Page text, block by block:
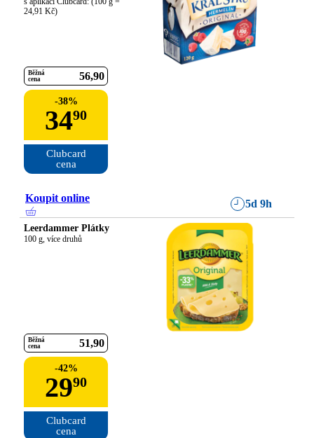
24,91 Kč)
Běžná
cena
56 90
-38%
3490
Clubcard
cena
Koupit online 5d 9h
Leerdammer Plátky
100 g, více druhů
Běžná
cena
51 90
-42%
2990
Clubcard
cena